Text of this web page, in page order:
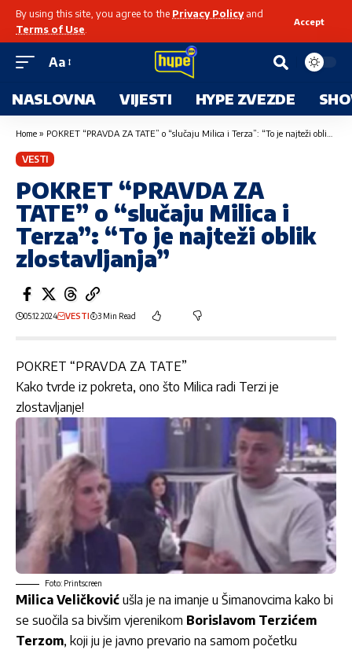
By using this site, you agree to the Privacy Policyand
Terms of Use
Accept
Aa
NASLOVNA VIJESTI HYPE ZVEZDE
Home » POKRET “PRAVDA ZA TATE” o “slučaju Milica i Terza”: “To je najteži oblik zlostavljanja”
VESTI
POKRET “PRAVDA ZA
TATE” o “slučaju Milica i
Terza”: “To je najteži oblik
zlostavljanja”
05.12.2024 VESTI 3 Min Read
POKRET “PRAVDA ZA TATE”
Kako tvrde iz pokreta, ono što Milica radi Terzi je
zlostavljanje!
Foto: Printscreen
Milica Veličković ušla je na imanje u Šimanovcima kako bi
se suočila sa bivšim vjerenikom Borislavom Terzićem
Terzom, koji ju je javno prevario na samom početku